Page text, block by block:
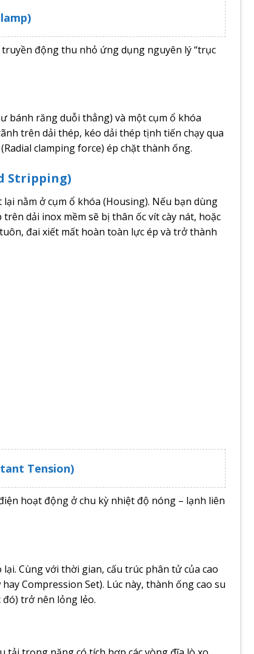
động thu nhỏ ứng dụng nguyên lý “trục
bánh răng duỗi thẳng) và một cụm ổ khóa
trên dải thép, kéo dải thép tịnh tiến chạy qua
clamping force) ép chặt thành ống.
Stripping)
nằm ở cụm ổ khóa (Housing). Nếu bạn dùng
dải inox mềm sẽ bị thân ốc vít cày nát, hoặc
đai xiết mất hoàn toàn lực ép và trở thành
Tension)
hoạt động ở chu kỳ nhiệt độ nóng – lạnh liên
Cùng với thời gian, cấu trúc phân tử của cao
Compression Set). Lúc này, thành ống cao su
trở nên lỏng lẻo.